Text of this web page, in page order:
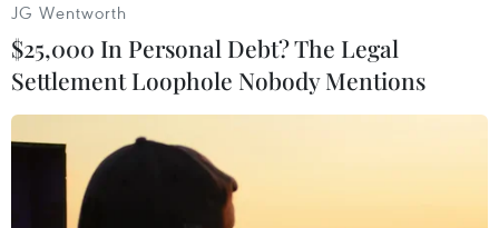
JG Wentworth
$25,000 In Personal Debt? The Legal
Settlement Loophole Nobody Mentions